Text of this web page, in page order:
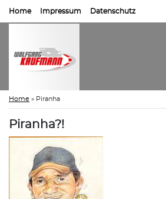
Home Impressum Datenschutz
Home » Piranha
Piranha?!